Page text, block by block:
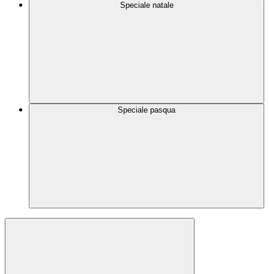
Speciale natale
Speciale pasqua